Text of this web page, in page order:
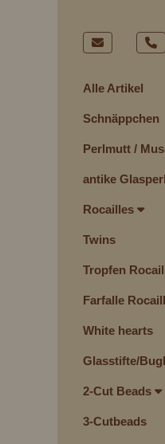
Alle Artikel
Schnäppchen
Perlmutt /
antike
Rocailles
Twins
Tropfen
Farfalle
White hearts
Glasstifte/
2-Cut Beads
3-Cutbeads